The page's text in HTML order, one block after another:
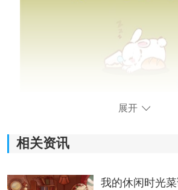
1）烛光美梦最新兑换码：点点烛光美
展开
相关资讯
我的休闲时光